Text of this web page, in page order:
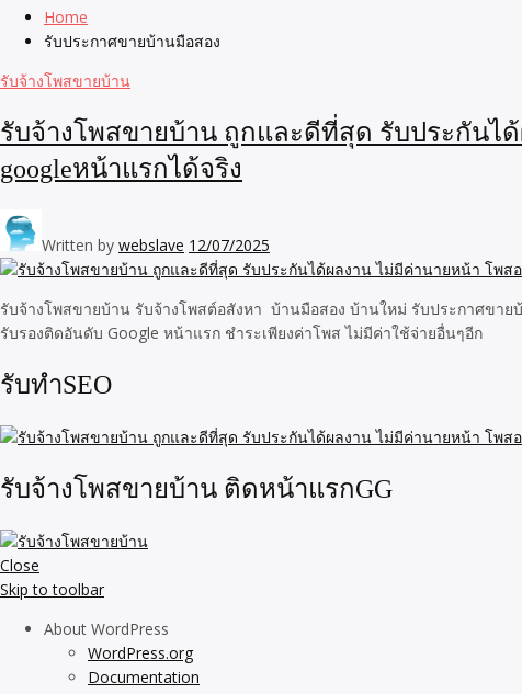
Home
รับประกาศขายบ้านมือสอง
รับจ้างโพสขายบ้าน
รับจ้างโพสขายบ้าน ถูกและดีที่สุด รับประกัน
googleหน้าแรกได้จริง
Written by webslave 12/07/2025
รับจ้างโพสขายบ้าน รับจ้างโพสต์อสังหา บ้านมือสอง บ้านใหม่ รับประกาศขา
รับรองติดอันดับ Google หน้าแรก ชำระเพียงค่าโพส ไม่มีค่าใช้จ่ายอื่นๆอีก
รับทำSEO
รับจ้างโพสขายบ้าน ติดหน้าแรกGG
Close
Skip to toolbar
About WordPress
WordPress.org
Documentation